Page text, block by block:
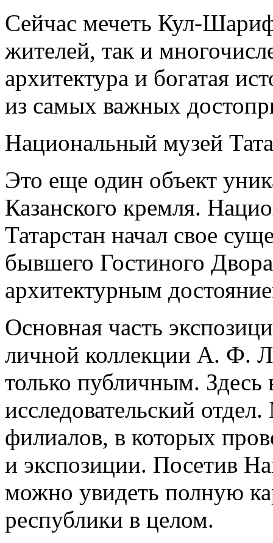
Сейчас мечеть Кул-
жителей, так и
архитектура и богатая
из самых важных
Национальный музей
Это еще один объект
Казанского кремля.
Татарстан начал свое
бывшего Гостиного
архитектурным
Основная часть
личной коллекции А. Ф.
только публичным. Здесь
исследовательский
филиалов, в которых
и экспозиции. Посетив
можно увидеть полную
республики в целом.